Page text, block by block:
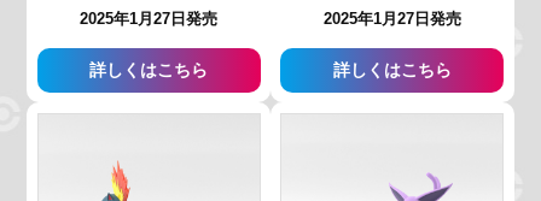
2025年1月27日発売
詳しくはこちら
2025年1月27日発売
詳しくはこちら